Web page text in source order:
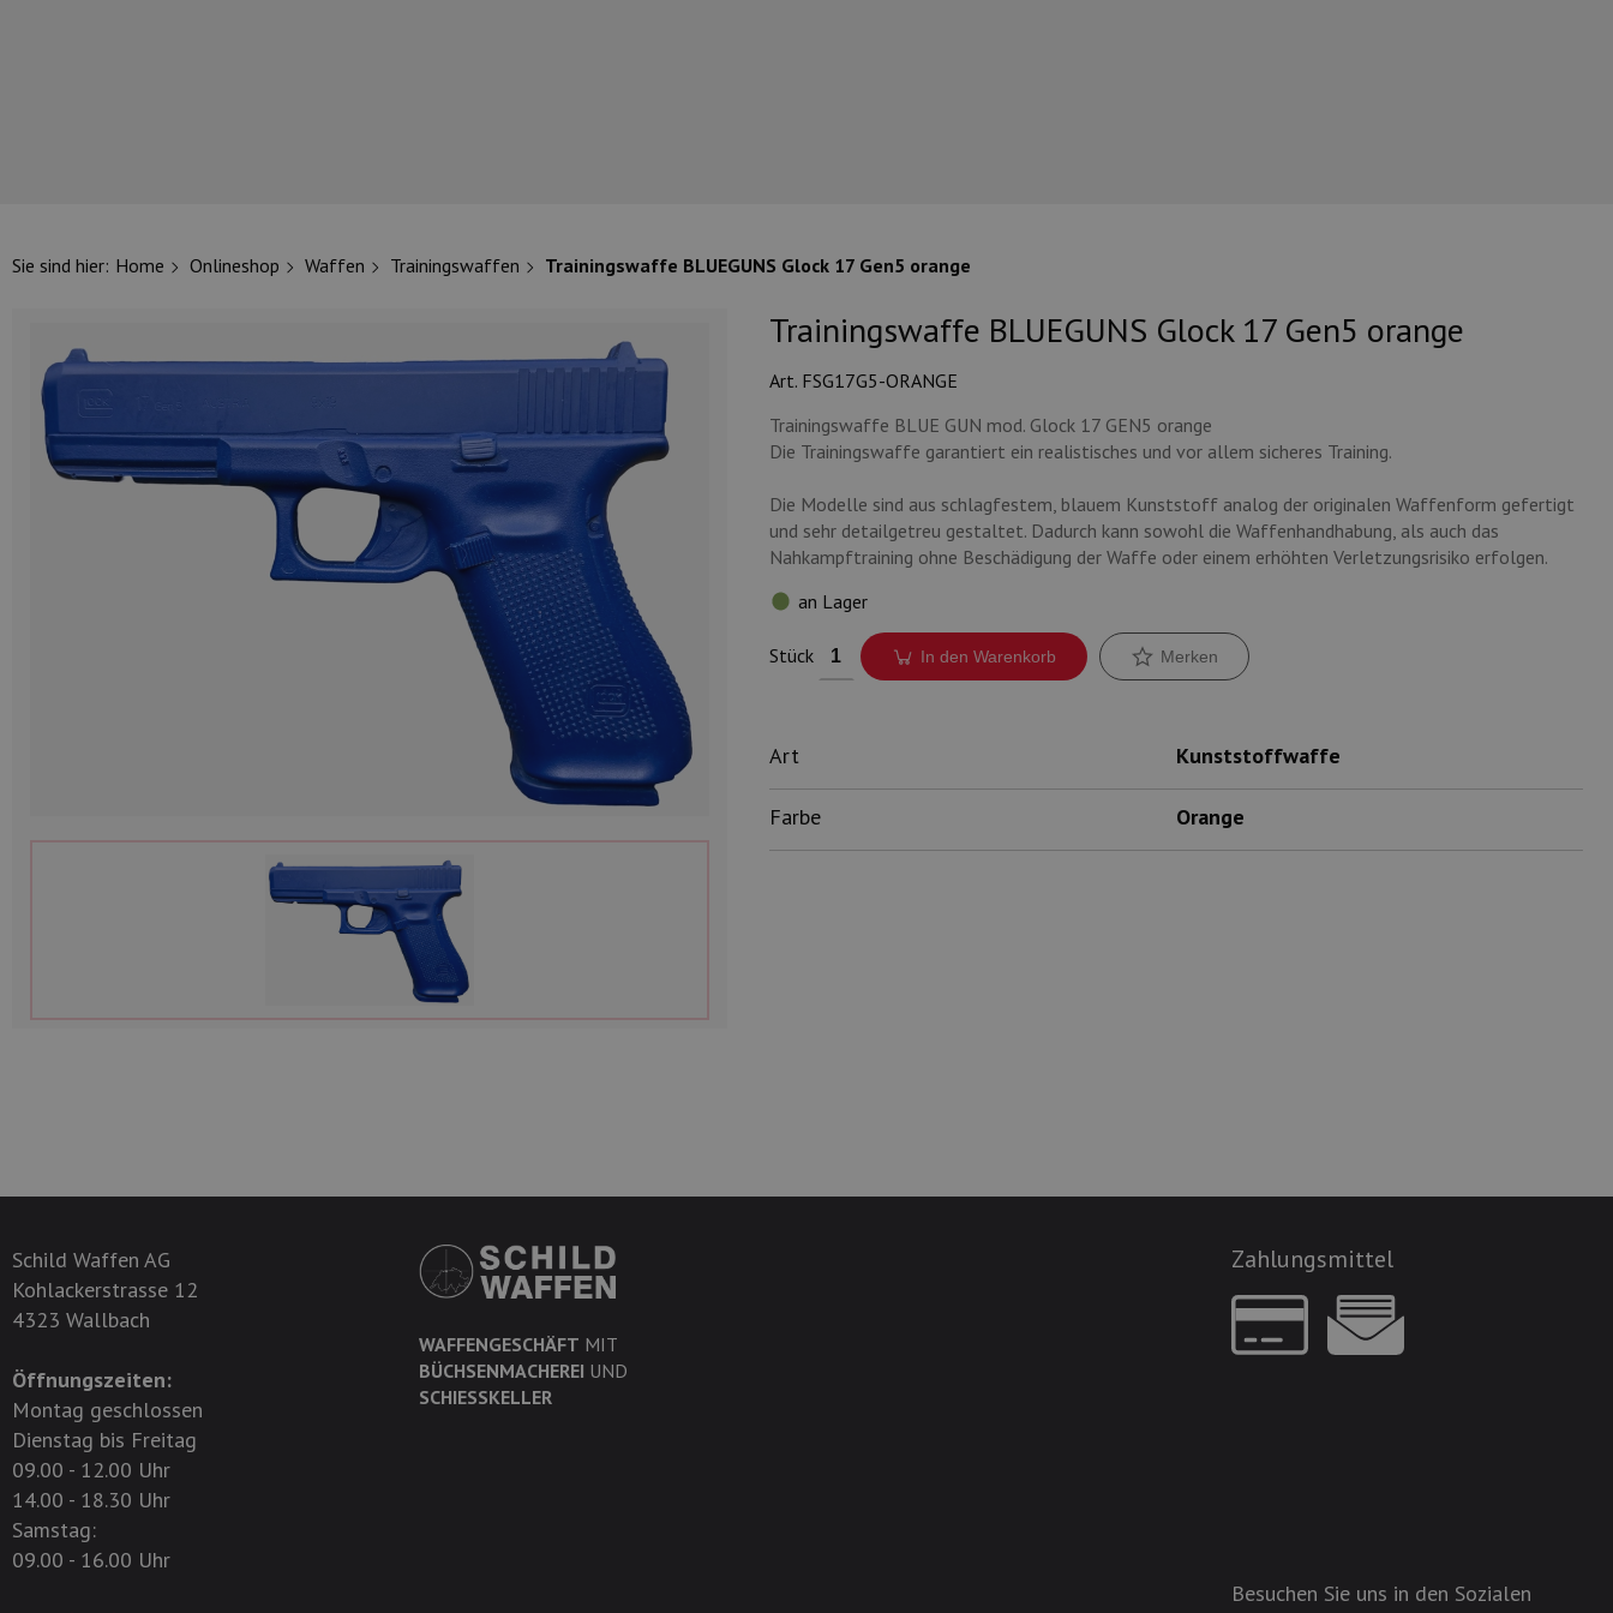
Sie sind hier: Home Onlineshop Waffen Trainingswaffen Trainingswaffe BLUEGUNS Glock 17 Gen5 orange
Trainingswaffe BLUEGUNS Glock 17 Gen5 orange
Art. FSG17G5-ORANGE
Trainingswaffe BLUE GUN mod. Glock 17 GEN5 orange
Die Trainingswaffe garantiert ein realistisches und vor allem sicheres Training.
Die Modelle sind aus schlagfestem, blauem Kunststoff analog der originalen Waffenform gefertigt
und sehr detailgetreu gestaltet. Dadurch kann sowohl die Waffenhandhabung, als auch das
Nahkampftraining ohne Beschädigung der Waffe oder einem erhöhten Verletzungsrisiko erfolgen.
an Lager
Stück In den Warenkorb Merken
Art Kunststoffwaffe
Farbe Orange
Schild Waffen AG
Kohlackerstrasse 12
4323 Wallbach
Öffnungszeiten:
Montag geschlossen
Dienstag bis Freitag
09.00 - 12.00 Uhr
14.00 - 18.30 Uhr
Samstag:
09.00 - 16.00 Uhr
WAFFENGESCHÄFT MIT
BÜCHSENMACHEREI UND
SCHIESSKELLER
Zahlungsmittel
Besuchen Sie uns in den Sozialen